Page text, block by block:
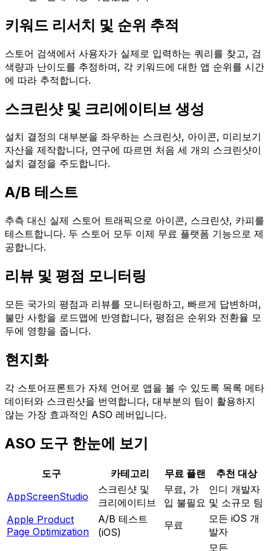
키워드 리서치 및 순위 추적
스토어 검색에서 사용자가 실제로 입력하는 쿼리를 찾고, 검
색량과 난이도를 추정하며, 각 키워드에 대한 앱 순위를 시간
에 따라 추적합니다.
스크린샷 및 크리에이티브 생성
설치 결정의 대부분을 좌우하는 스크린샷, 아이콘, 미리보기
자산을 제작합니다, 연구에 따르면 처음 세 개의 스크린샷이
설치 결정을 주도합니다.
A/B 테스트
추측 대신 실제 스토어 트래픽으로 아이콘, 스크린샷, 카피를
테스트합니다. 두 스토어 모두 이제 무료 플랫폼 기능으로 제
공합니다.
리뷰 및 평점 모니터링
모든 국가의 평점과 리뷰를 모니터링하고, 빠르게 답변하며,
불만 사항을 로드맵에 반영합니다, 평점은 순위와 전환율 모
두에 영향을 줍니다.
현지화
각 스토어프론트가 자체 언어로 앱을 볼 수 있도록 목록 메타
데이터와 스크린샷을 번역합니다, 대부분의 팀이 활용하지
않는 가장 효과적인 ASO 레버입니다.
ASO 도구 한눈에 보기
도구 카테고리 무료 플랜
추천 대상
AppScreenStudio
스크린샷 및
크리에이티브
무료, 가
입 불필요
인디 개발자
및 소규모 팀
Apple Product
Page Optimization
A/B 테스트
(iOS)
무료
모든 iOS 개
발자
모든